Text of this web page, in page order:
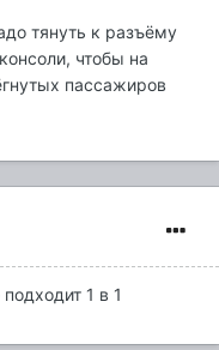
тянуть к разъёму
чтобы на
пассажиров
1 в 1